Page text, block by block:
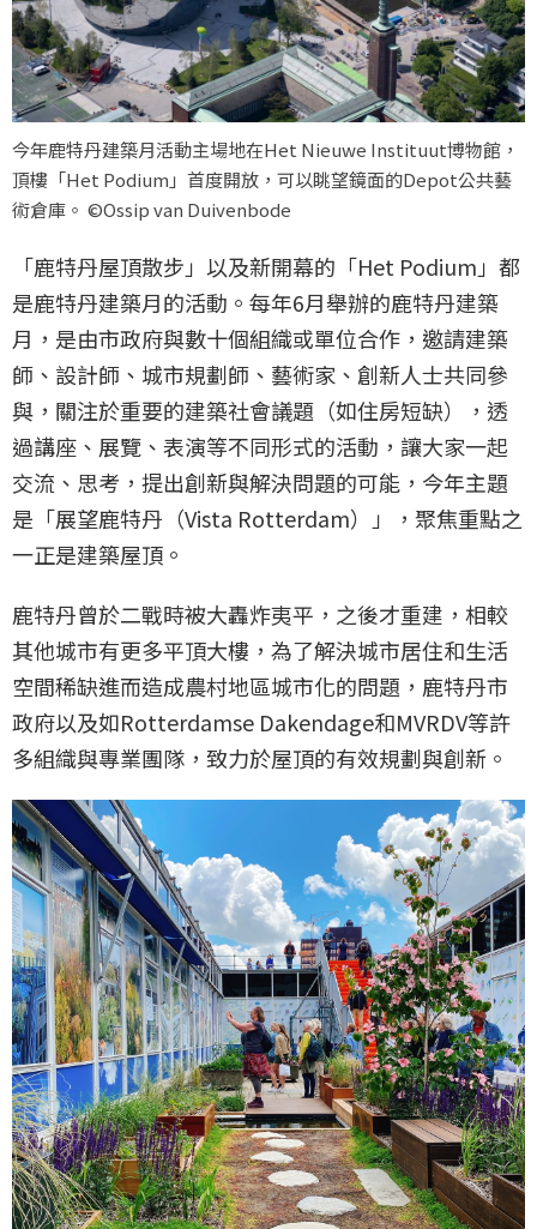
今年鹿特丹建築月活動主場地在Het Nieuwe Instituut博物館，
頂樓「Het Podium」首度開放，可以眺望鏡面的Depot公共藝
術倉庫。 ©Ossip van Duivenbode
「鹿特丹屋頂散步」以及新開幕的「Het Podium」都
是鹿特丹建築月的活動。每年6月舉辦的鹿特丹建築
月，是由市政府與數十個組織或單位合作，邀請建築
師、設計師、城市規劃師、藝術家、創新人士共同參
與，關注於重要的建築社會議題（如住房短缺），透
過講座、展覽、表演等不同形式的活動，讓大家一起
交流、思考，提出創新與解決問題的可能，今年主題
是「展望鹿特丹（Vista Rotterdam）」，聚焦重點之
一正是建築屋頂。
鹿特丹曾於二戰時被大轟炸夷平，之後才重建，相較
其他城市有更多平頂大樓，為了解決城市居住和生活
空間稀缺進而造成農村地區城市化的問題，鹿特丹市
政府以及如Rotterdamse Dakendage和MVRDV等許
多組織與專業團隊，致力於屋頂的有效規劃與創新。